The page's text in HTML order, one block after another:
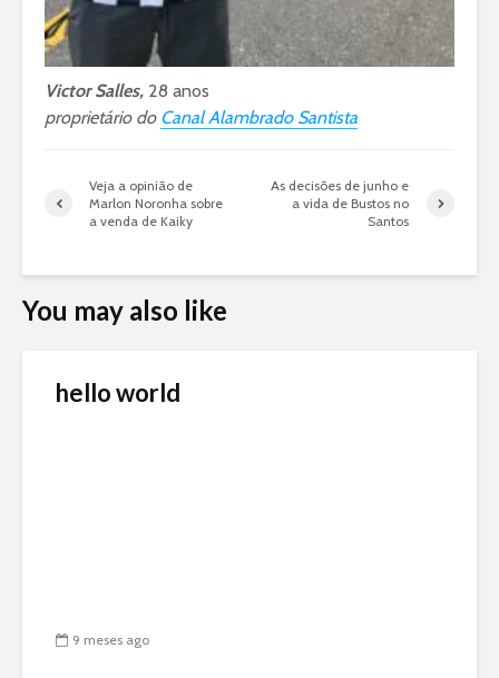
Victor Salles, 28 anos
proprietário do Canal Alambrado Santista
Veja a opinião de
Marlon Noronha sobre
a venda de Kaiky
As decisões de junho e
a vida de Bustos no
Santos
You may also like
hello world
9 meses ago